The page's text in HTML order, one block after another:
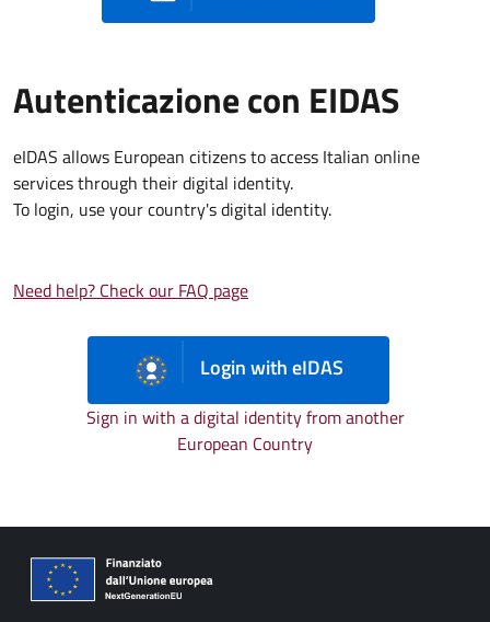
Autenticazione con EIDAS
eIDAS allows European citizens to access Italian online
services through their digital identity.
To login, use your country's digital identity.
Need help? Check our FAQ page
Login with eIDAS
Sign in with a digital identity from another
European Country